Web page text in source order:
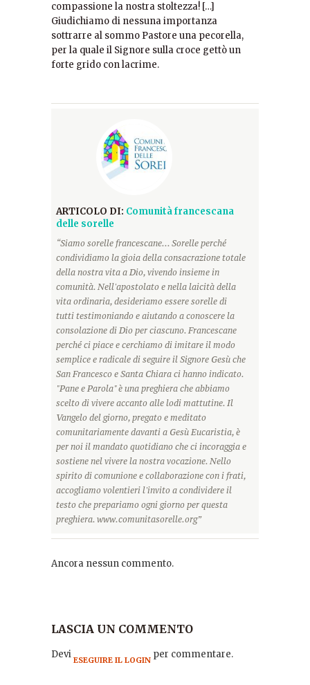
compassione la nostra stoltezza! […]
Giudichiamo di nessuna importanza
sottrarre al sommo Pastore una pecorella,
per la quale il Signore sulla croce gettò un
forte grido con lacrime.
ARTICOLO DI: Comunità francescana
delle sorelle
“Siamo sorelle francescane... Sorelle perché
condividiamo la gioia della consacrazione totale
della nostra vita a Dio, vivendo insieme in
comunità. Nell'apostolato e nella laicità della
vita ordinaria, desideriamo essere sorelle di
tutti testimoniando e aiutando a conoscere la
consolazione di Dio per ciascuno. Francescane
perché ci piace e cerchiamo di imitare il modo
semplice e radicale di seguire il Signore Gesù che
San Francesco e Santa Chiara ci hanno indicato.
"Pane e Parola" è una preghiera che abbiamo
scelto di vivere accanto alle lodi mattutine. Il
Vangelo del giorno, pregato e meditato
comunitariamente davanti a Gesù Eucaristia, è
per noi il mandato quotidiano che ci incoraggia e
sostiene nel vivere la nostra vocazione. Nello
spirito di comunione e collaborazione con i frati,
accogliamo volentieri l'invito a condividere il
testo che prepariamo ogni giorno per questa
preghiera. www.comunitasorelle.org”
Ancora nessun commento.
LASCIA UN COMMENTO
Devi ESEGUIRE IL LOGIN per commentare.